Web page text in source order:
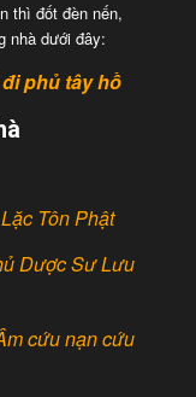
thì đốt đèn nến,
nhà dưới đây:
phủ tây hồ
Tôn Phật
Dược Sư Lưu
cứu nạn cứu